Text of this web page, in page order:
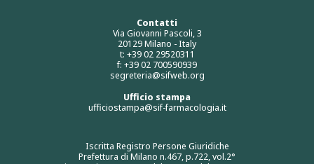
Contatti
Via Giovanni Pascoli, 3
20129 Milano - Italy
t: +39 02 29520311
f: +39 02 700590939
segreteria@sifweb.org
Ufficio stampa
ufficiostampa@sif-farmacologia.it
Iscritta Registro Persone Giuridiche
Prefettura di Milano n.467, p.722, vol.2°